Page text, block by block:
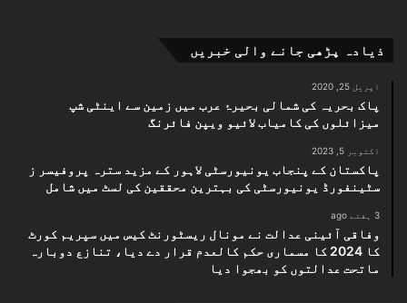
ذیادہ پڑھی جانے والی خبریں
اپریل 25, 2020
پاک بحریہ کی شمالی بحیرۂ عرب میں زمین سے اینٹی شپ
میزائلوں کی کامیاب لائیو ویپن فائرنگ
اکتوبر 5, 2023
پاکستان کے پنجاب یونیورسٹی لاہور کے مزید سترہ پروفیسر ز
سٹینفورڈ یونیورسٹی کی بہترین محققین کی لسٹ میں شامل
3 ہفتے ago
وفاقی آئینی عدالت نے مونال ریسٹورنٹ کیس میں سپریم کورٹ
کا 2024 کا مسماری حکم کالعدم قرار دے دیا، تنازع دوبارہ
ماتحت عدالتوں کو بھجوا دیا